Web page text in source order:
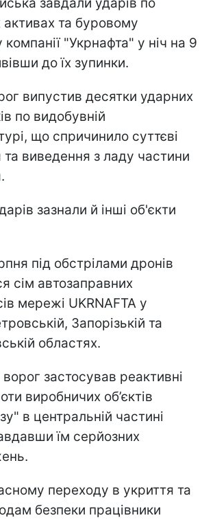
та буровому
"Укрнафта" у ніч на 9
до їх зупинки.
випустив десятки ударних
по видобувній
що спричинило суттєві
виведення з ладу частини
зазнали й інші об'єкти
під обстрілами дронів
сім автозаправних
мережі UKRNAFTA у
Запорізькій та
областях.
застосував реактивні
виробничих об’єктів
в центральній частині
їм серйозних
переходу в укриття та
безпеки працівники